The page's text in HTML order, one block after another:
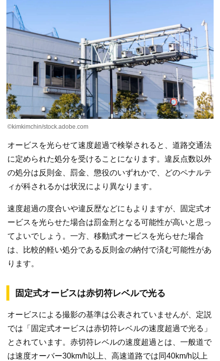
©kimkimchin/stock.adobe.com
オービスを光らせて速度超過で検挙されると、道路交通法
に定められた処分を受けることになります。違反点数以外
の処分は反則金、罰金、懲役のいずれかで、どのペナルテ
ィが科されるかは状況により異なります。
速度超過の度合いや違反歴などにもよりますが、固定式オ
ービスを光らせた場合は罰金刑となる可能性が高いと思っ
てよいでしょう。一方、移動式オービスを光らせた場合
は、比較的軽い処分である反則金の納付で済む可能性があ
ります。
固定式オービスは赤切符レベルで光る
オービスによる撮影の基準は公表されていませんが、定説
では「固定式オービスは赤切符レベルの速度超過で光る」
とされています。赤切符レベルの速度超過とは、一般道で
は速度オーバー30km/h以上、高速道路では同40km/h以上